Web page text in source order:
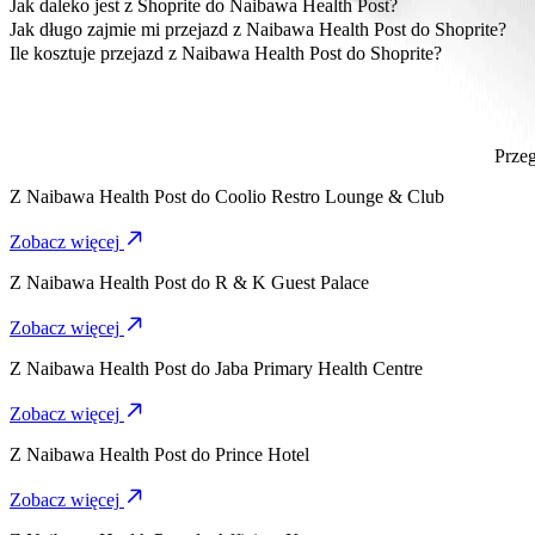
Najbardziej przystępna cenowo opcja dojazdu z Naibawa Health
Jak daleko jest z Shoprite do Naibawa Health Post?
Shoprite znajduje się około 7,9 km od Naibawa Health Post.
Jak długo zajmie mi przejazd z Naibawa Health Post do Shoprite?
Dojazd z Naibawa Health Post do Shoprite Keke zajmie ok. 17 min.
Ile kosztuje przejazd z Naibawa Health Post do Shoprite?
Z Naibawa Health Post do Coolio Restro Lounge & Club
Zobacz więcej
Z Naibawa Health Post do R & K Guest Palace
Zobacz więcej
Z Naibawa Health Post do Jaba Primary Health Centre
Zobacz więcej
Z Naibawa Health Post do Prince Hotel
Zobacz więcej